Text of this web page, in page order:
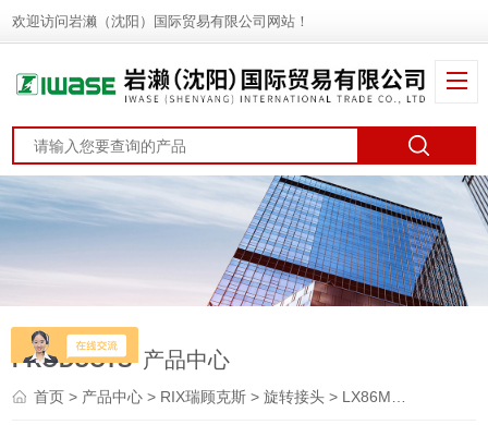
欢迎访问岩濑（沈阳）国际贸易有限公司网站！
PRODUCTS 产品中心
首页> 产品中心 > RIX瑞顾克斯 >旋转接头 > LX86M-244RIX瑞顾克斯 半导体专用旋转接头